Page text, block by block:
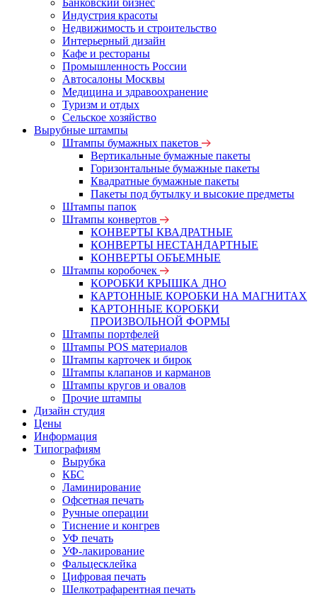
Банковский бизнес
Индустрия красоты
Недвижимость и строительство
Интерьерный дизайн
Кафе и рестораны
Промышленность России
Автосалоны Москвы
Медицина и здравоохранение
Туризм и отдых
Сельское хозяйство
Вырубные штампы
Штампы бумажных пакетов
Вертикальные бумажные пакеты
Горизонтальные бумажные пакеты
Квадратные бумажные пакеты
Пакеты под бутылку и высокие предметы
Штампы папок
Штампы конвертов
КОНВЕРТЫ КВАДРАТНЫЕ
КОНВЕРТЫ НЕСТАНДАРТНЫЕ
КОНВЕРТЫ ОБЪЕМНЫЕ
Штампы коробочек
КОРОБКИ КРЫШКА ДНО
КАРТОННЫЕ КОРОБКИ НА МАГНИТАХ
КАРТОННЫЕ КОРОБКИ
ПРОИЗВОЛЬНОЙ ФОРМЫ
Штампы портфелей
Штампы POS материалов
Штампы карточек и бирок
Штампы клапанов и карманов
Штампы кругов и овалов
Прочие штампы
Дизайн студия
Цены
Информация
Типографиям
Вырубка
КБС
Ламинирование
Офсетная печать
Ручные операции
Тиснение и конгрев
УФ печать
УФ-лакирование
Фальцесклейка
Цифровая печать
Шелкотрафарентная печать